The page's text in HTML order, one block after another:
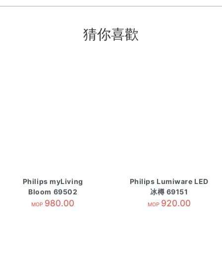
猜你喜歡
Philips myLiving
Bloom 69502
MOP 980.00
Philips Lumiware LED
冰樽 69151
MOP 920.00